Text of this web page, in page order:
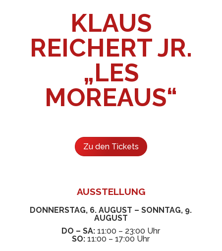
KLAUS
REICHERT JR.
„LES
MOREAUS“
Zu den Tickets
AUSSTELLUNG
DONNERSTAG, 6. AUGUST – SONNTAG, 9.
AUGUST
DO – SA: 11:00 – 23:00 Uhr
SO: 11:00 – 17:00 Uhr